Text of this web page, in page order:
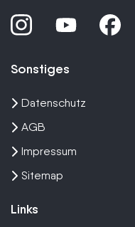
Sonstiges
Datenschutz
AGB
Impressum
Sitemap
Links